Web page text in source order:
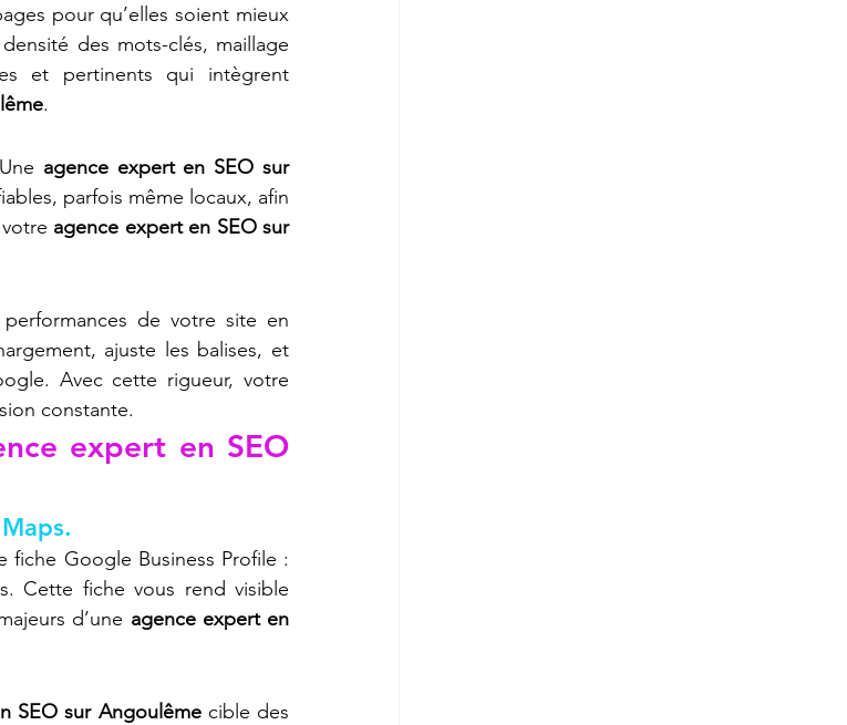
pour qu’elles soient mieux
des mots-clés, maillage
et pertinents qui intègrent
.
agence expert en SEO sur
parfois même locaux, afin
agence expert en SEO sur
performances de votre site en
ajuste les balises, et
constante.
expert en SEO
Google Business Profile :
Cette fiche vous rend visible
d’une agence expert en
SEO sur Angoulême cible des